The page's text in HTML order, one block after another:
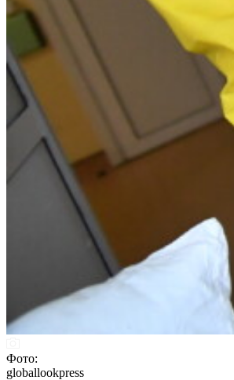
Фото:
globallookpress